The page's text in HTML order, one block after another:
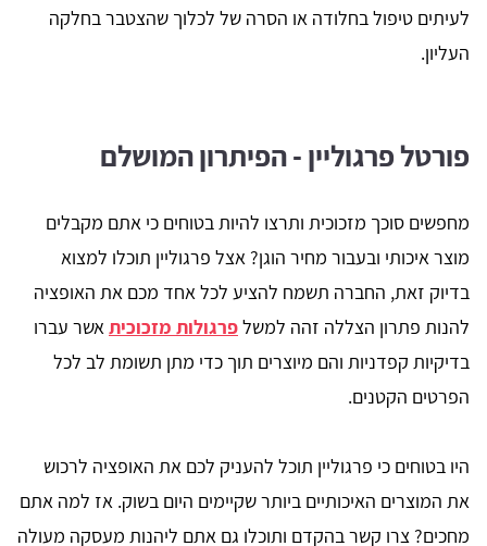
לעיתים טיפול בחלודה או הסרה של לכלוך שהצטבר בחלקה
העליון.
פורטל פרגוליין - הפיתרון המושלם
מחפשים סוכך מזכוכית ותרצו להיות בטוחים כי אתם מקבלים
מוצר איכותי ובעבור מחיר הוגן? אצל פרגוליין תוכלו למצוא
בדיוק זאת, החברה תשמח להציע לכל אחד מכם את האופציה
להנות פתרון הצללה זהה למשלפרגולות מזכוכיתאשר עברו
בדיקיות קפדניות והם מיוצרים תוך כדי מתן תשומת לב לכל
הפרטים הקטנים.
היו בטוחים כי פרגוליין תוכל להעניק לכם את האופציה לרכוש
את המוצרים האיכותיים ביותר שקיימים היום בשוק. אז למה אתם
מחכים? צרו קשר בהקדם ותוכלו גם אתם ליהנות מעסקה מעולה